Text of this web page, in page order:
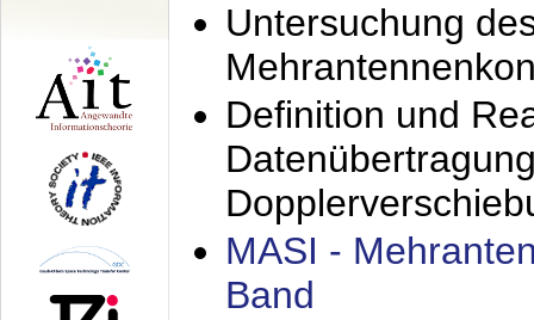
Untersuchung
Definition und
MASI -
Band